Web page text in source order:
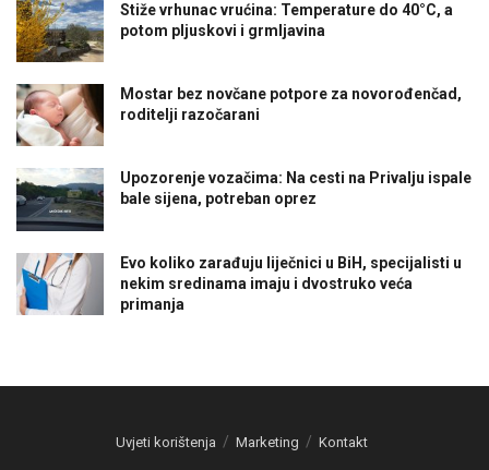
Stiže vrhunac vrućina: Temperature do 40°C, a
potom pljuskovi i grmljavina
Mostar bez novčane potpore za novorođenčad,
roditelji razočarani
Upozorenje vozačima: Na cesti na Privalju ispale
bale sijena, potreban oprez
Evo koliko zarađuju liječnici u BiH, specijalisti u
nekim sredinama imaju i dvostruko veća
primanja
Uvjeti korištenja Marketing Kontakt